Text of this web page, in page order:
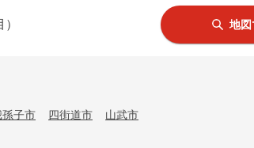
地図
孫子市 四街道市 山武市